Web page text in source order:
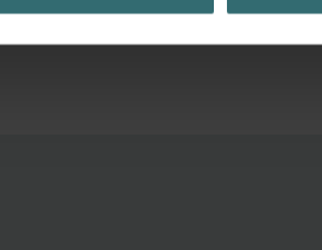
widerrufen.